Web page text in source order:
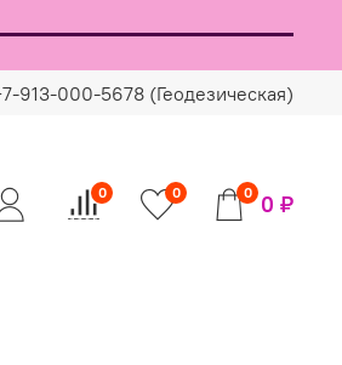
913-000-5678 (Геодезическая)
0 0 0 0 ₽